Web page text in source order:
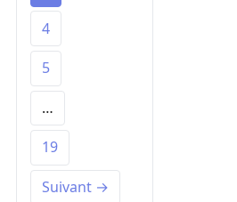
4
5
…
19
Suivant →